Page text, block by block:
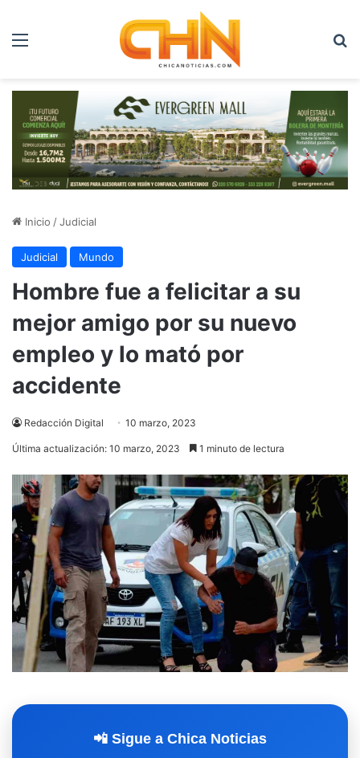
Menú
Inicio /Judicial
Judicial Mundo
Hombre fue a felicitar a su
mejor amigo por su nuevo
empleo y lo mató por
accidente
Redacción Digital 10 marzo, 2023
Última actualización: 10 marzo, 2023 1 minuto de lectura
📲 Sigue a Chica Noticias